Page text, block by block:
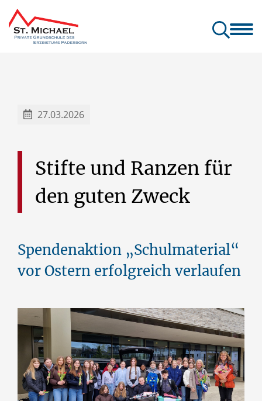
27.03.2026
Stifte und Ranzen für
den guten Zweck
Spendenaktion „Schulmaterial“
vor Ostern erfolgreich verlaufen